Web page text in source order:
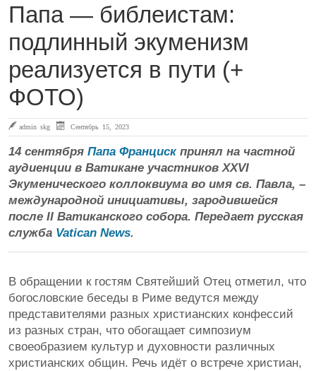
Папа — библеистам:
подлинный экуменизм
реализуется в пути (+
ФОТО)
admin skg Сентябрь 15, 2023
14 сентября Папа Франциск принял на частной
аудиенции в Ватикане участников XXVI
Экуменического коллоквиума во имя св. Павла, –
международной инициативы, зародившейся
после II Ватиканского собора. Передает русская
служба Vatican News.
В обращении к гостям Святейший Отец отметил, что
богословские беседы в Риме ведутся между
представителями разных христианских конфессий
из разных стран, что обогащает симпозиум
своеобразием культур и духовности различных
христианских общин. Речь идёт о встрече христиан,